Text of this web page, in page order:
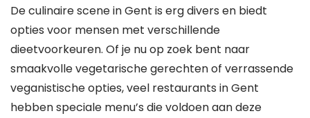
De culinaire scene in Gent is erg divers en biedt
opties voor mensen met verschillende
dieetvoorkeuren. Of je nu op zoek bent naar
smaakvolle vegetarische gerechten of verrassende
veganistische opties, veel restaurants in Gent
hebben speciale menu’s die voldoen aan deze